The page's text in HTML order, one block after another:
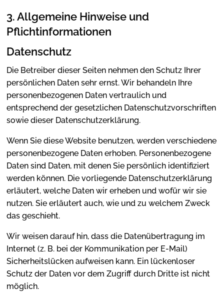
3. Allgemeine Hinweise und
Pflichtinformationen
Datenschutz
Die Betreiber dieser Seiten nehmen den Schutz Ihrer
persönlichen Daten sehr ernst. Wir behandeln Ihre
personenbezogenen Daten vertraulich und
entsprechend der gesetzlichen Datenschutzvorschriften
sowie dieser Datenschutzerklärung.
Wenn Sie diese Website benutzen, werden verschiedene
personenbezogene Daten erhoben. Personenbezogene
Daten sind Daten, mit denen Sie persönlich identifiziert
werden können. Die vorliegende Datenschutzerklärung
erläutert, welche Daten wir erheben und wofür wir sie
nutzen. Sie erläutert auch, wie und zu welchem Zweck
das geschieht.
Wir weisen darauf hin, dass die Datenübertragung im
Internet (z. B. bei der Kommunikation per E-Mail)
Sicherheitslücken aufweisen kann. Ein lückenloser
Schutz der Daten vor dem Zugriff durch Dritte ist nicht
möglich.